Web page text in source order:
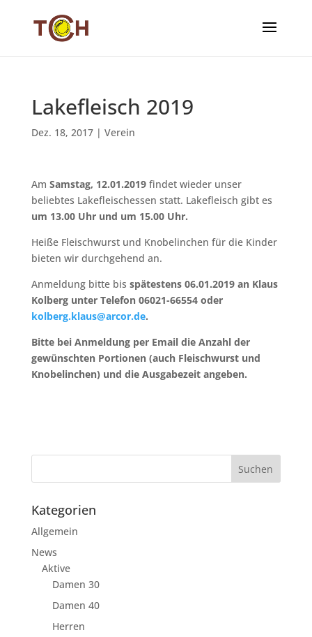
Lakefleisch 2019
Dez. 18, 2017| Verein
Am Samstag, 12.01.2019 findet wieder unser
beliebtes Lakefleischessen statt. Lakefleisch gibt es
um 13.00 Uhr und um 15.00 Uhr.
Heiße Fleischwurst und Knobelinchen für die Kinder
bieten wir durchgehend an.
Anmeldung bitte bis spätestens 06.01.2019 an Klaus
Kolberg unter Telefon 06021-66554 oder
kolberg.klaus@arcor.de.
Bitte bei Anmeldung per Email die Anzahl der
gewünschten Portionen (auch Fleischwurst und
Knobelinchen) und die Ausgabezeit angeben.
Kategorien
Allgemein
News
Aktive
Damen 30
Damen 40
Herren